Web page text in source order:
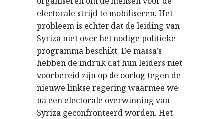
electorale strijd te mobiliseren. Het
probleem is echter dat de leiding van
Syriza niet over het nodige politieke
programma beschikt. De massa’s
hebben de indruk dat hun leiders niet
voorbereid zijn op de oorlog tegen de
nieuwe linkse regering waarmee we
na een electorale overwinning van
Syriza geconfronteerd worden. Het